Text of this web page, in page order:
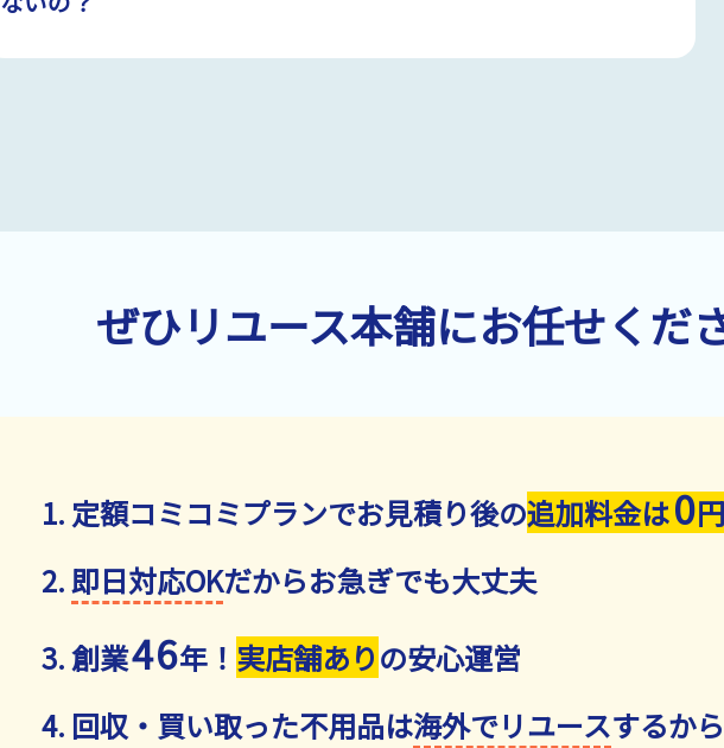
ぜひリユース本舗にお任せくだ
定額コミコミプランでお見積り後の追加料金は0
即日対応OKだからお急ぎでも大丈夫
創業46年！ 実店舗ありの安心運営
回収・買い取った不用品は海外でリユースするか